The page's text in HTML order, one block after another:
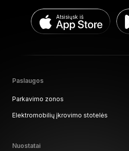
Paslaugos
Parkavimo zonos
Elektromobilių įkrovimo stotelės
Nuostatai
Atsisiųsk iš